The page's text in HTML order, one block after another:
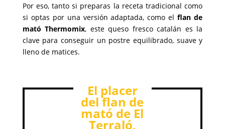
Por eso, tanto si preparas la receta tradicional como
si optas por una versión adaptada, como elflan de
mató Thermomix, este queso fresco catalán es la
clave para conseguir un postre equilibrado, suave y
lleno de matices.
El placer
del flan de
mató de El
Terraló,